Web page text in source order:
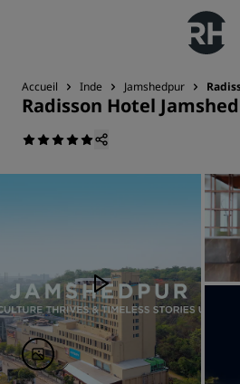
Accueil Inde Jamshedpur
Radisson Hotel